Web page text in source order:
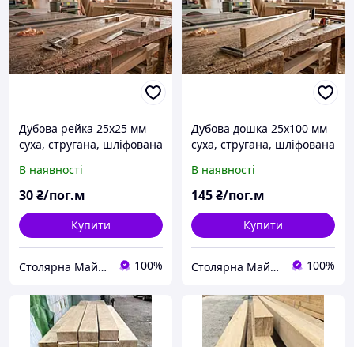
Дубова рейка 25х25 мм
суха, стругана, шліфована
В наявності
30₴/пог.м
Купити
Столярна Майстерня UA 100%
Дубова дошка 25х100 мм
суха, стругана, шліфована
В наявності
145₴/пог.м
Купити
Столярна Майстерня UA 100%